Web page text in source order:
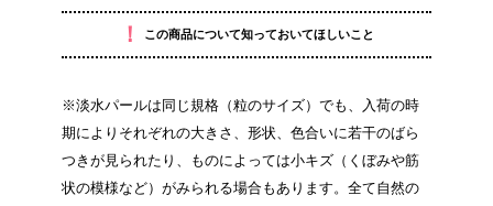
！ この商品について知っておいてほしいこと
※淡水パールは同じ規格（粒のサイズ）でも、入荷の時
期によりそれぞれの大きさ、形状、色合いに若干のばら
つきが見られたり、ものによっては小キズ（くぼみや筋
状の模様など）がみられる場合もあります。全て自然の